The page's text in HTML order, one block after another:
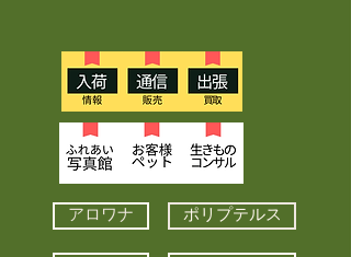
アロワナ ポリプテルス